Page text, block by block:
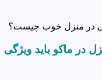
در منزل خوب چیست؟
در ماکو باید ویژگی